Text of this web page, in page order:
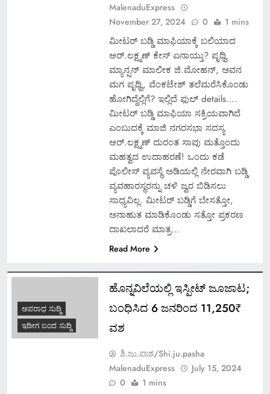
MalenaduExpress
November 27, 2024
0 1 mins
ಮೀಟರ್ ಬಡ್ಡಿ ಮಾಫಿಯಾಕ್ಕೆ ಬಲಿಯಾದ
ಆರ್.ಲಕ್ಷ್ಮಣ್ ಕೇಸ್ ಏನಾಯ್ತು? ಪೃಥ್ವಿ
ಮ್ಯಾನ್ಷನ್ ಮಾಲೀಕ ಜಿ.ಮೋಹನ್, ಅವನ
ಮಗ ಪೃಥ್ವಿ, ವೆಂಕಟೇಶ್ ತಲೆಮರೆಸಿಕೊಂಡು
ಹೋಗಿದ್ದೆಲ್ಲಿಗೆ? ಇಲ್ಲಿದೆ ಫುಲ್ details….
ಮೀಟರ್ ಬಡ್ಡಿ ಮಾಫಿಯಾ ಸಕ್ರಿಯವಾಗಿದೆ
ಎಂಬುದಕ್ಕೆ ಮಾಜಿ ನಗರಸಭಾ ಸದಸ್ಯ
ಆರ್.ಲಕ್ಷ್ಮಣ್ ದುರಂತ ಸಾವು ಮತ್ತೊಂದು
ಮಹತ್ವದ ಉದಾಹರಣೆ! ಒಂದು ಕಡೆ
ಪೊಲೀಸ್ ವ್ಯವಸ್ಥೆ ಅಡಿಯಲ್ಲಿ ನೇರವಾಗಿ ಬಡ್ಡಿ
ವ್ಯವಹಾರಸ್ಥರನ್ನು ಚಳಿ ಜ್ವರ ಬಿಡಿಸಲು
ಸಾಧ್ಯವಿಲ್ಲ. ಮೀಟರ್ ಬಡ್ಡಿಗೆ ಬೇಸತ್ತೋ,
ಅನಾಹುತ ಮಾಡಿಕೊಂಡು ಸತ್ತೋ ಪ್ರಕರಣ
ದಾಖಲಾದರೆ ಮಾತ್ರ…
Read More
ಅಪರಾಧ ಸುದ್ದಿ
ಇದೀಗ ಬಂದ ಸುದ್ದಿ
ಹೊನ್ನವಿಲೆಯಲ್ಲಿ ಇಸ್ಪೀಟ್ ಜೂಜಾಟ;
ಬಂಧಿಸಿದ 6 ಜನರಿಂದ 11,250₹
ವಶ
ಶಿ.ಜು.ಪಾಶ/Shi.ju.pasha
MalenaduExpress
July 15, 2024
0
1 mins